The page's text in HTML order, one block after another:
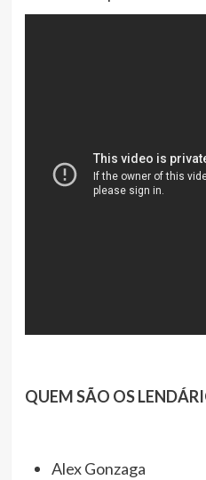
QUEM SÃO OS
Alex Gonzaga